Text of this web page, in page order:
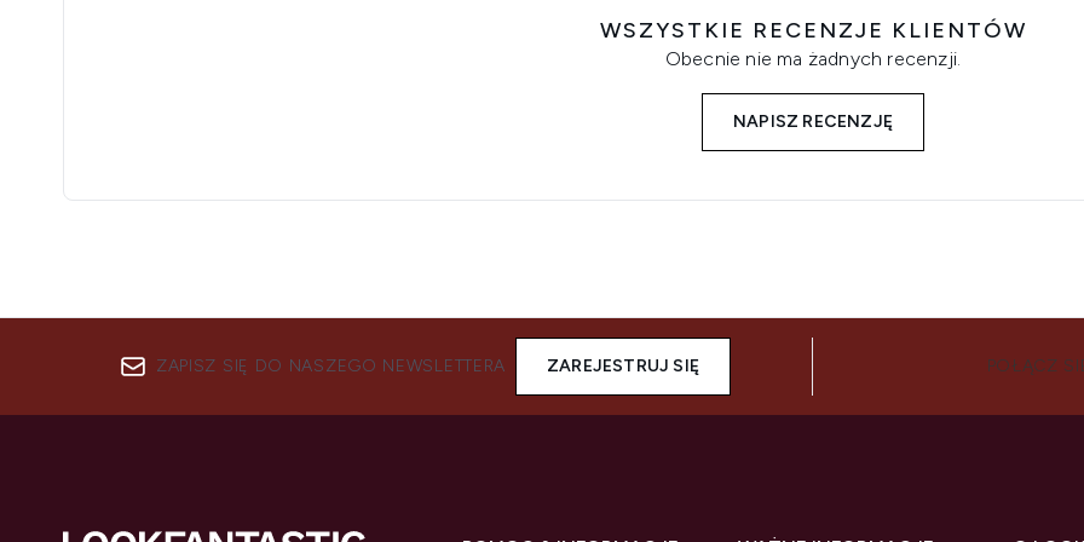
WSZYSTKIE RECENZJE KLIENTÓW
Obecnie nie ma żadnych recenzji.
NAPISZ RECENZJĘ
ZAPISZ SIĘ DO NASZEGO NEWSLETTERA ZAREJESTRUJ SIĘ POŁĄCZ